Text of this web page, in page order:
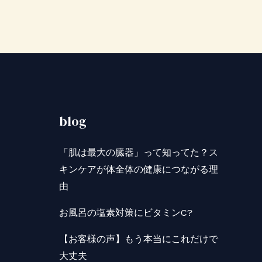
blog
「肌は最大の臓器」って知ってた？ス
キンケアが体全体の健康につながる理
由
お風呂の塩素対策にビタミンC?
【お客様の声】もう本当にこれだけで
大丈夫